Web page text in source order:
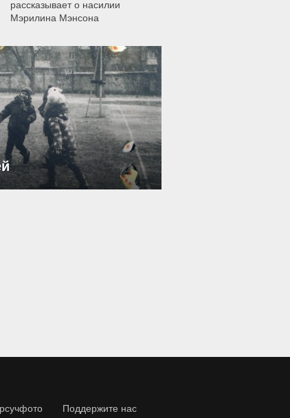
рассказывает о насилии
Мэрилина Мэнсона
Поддержите нас